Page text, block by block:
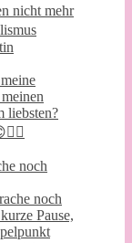
noch